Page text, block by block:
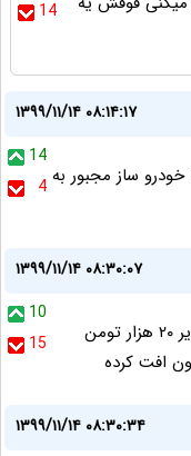
14
۱۳۹۹/۱۱/۱۴ ۰۸:۱۴:۱۷
14
4 ساز مجبور به
۱۳۹۹/۱۱/۱۴ ۰۸:۳۰:۰۷
10
15
دیروز که همتی ریس بانک مرکزی از دلار زیر ۲۰ هزار تومن
۱۳۹۹/۱۱/۱۴ ۰۸:۳۰:۳۴